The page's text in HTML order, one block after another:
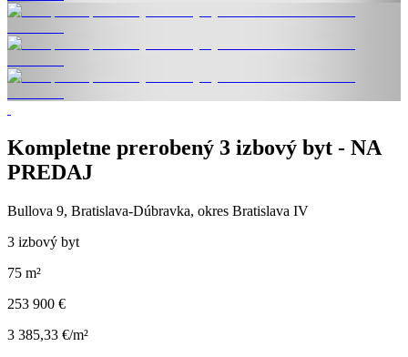
Kompletne prerobený 3 izbový byt - NA
PREDAJ
Bullova 9, Bratislava-Dúbravka, okres Bratislava IV
3 izbový byt
75 m²
253 900 €
3 385,33 €/m²